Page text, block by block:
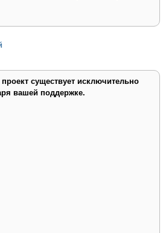
существует исключительно
вашей поддержке.